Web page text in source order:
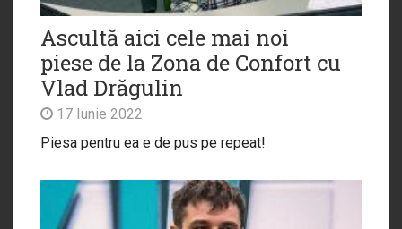
Ascultă aici cele mai noi
piese de la Zona de Confort cu
Vlad Drăgulin
17 Iunie 2022
Piesa pentru ea e de pus pe repeat!